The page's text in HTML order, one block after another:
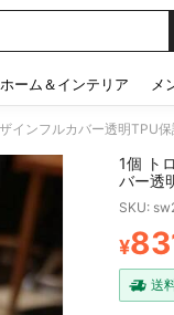
ホーム＆インテリア メ
1個 ト
バー透
水・耐
SKU:
¥
送